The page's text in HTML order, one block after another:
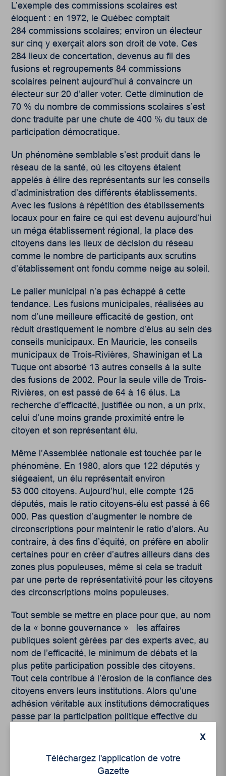
L’exemple des commissions scolaires est
éloquent : en 1972, le Québec comptait
284 commissions scolaires; environ un électeur
sur cinq y exerçait alors son droit de vote. Ces
284 lieux de concertation, devenus au fil des
fusions et regroupements 84 commissions
scolaires peinent aujourd’hui à convaincre un
électeur sur 20 d’aller voter. Cette diminution de
70 % du nombre de commissions scolaires s’est
donc traduite par une chute de 400 % du taux de
participation démocratique.
Un phénomène semblable s’est produit dans le
réseau de la santé, où les citoyens étaient
appelés à élire des représentants sur les conseils
d’administration des différents établissements.
Avec les fusions à répétition des établissements
locaux pour en faire ce qui est devenu aujourd’hui
un méga établissement régional, la place des
citoyens dans les lieux de décision du réseau
comme le nombre de participants aux scrutins
d’établissement ont fondu comme neige au soleil.
Le palier municipal n’a pas échappé à cette
tendance. Les fusions municipales, réalisées au
nom d’une meilleure efficacité de gestion, ont
réduit drastiquement le nombre d’élus au sein des
conseils municipaux. En Mauricie, les conseils
municipaux de Trois-Rivières, Shawinigan et La
Tuque ont absorbé 13 autres conseils à la suite
des fusions de 2002. Pour la seule ville de Trois-
Rivières, on est passé de 64 à 16 élus. La
recherche d’efficacité, justifiée ou non, a un prix,
celui d’une moins grande proximité entre le
citoyen et son représentant élu.
Même l’Assemblée nationale est touchée par le
phénomène. En 1980, alors que 122 députés y
siégeaient, un élu représentait environ
53 000 citoyens. Aujourd’hui, elle compte 125
députés, mais le ratio citoyens-élu est passé à 66
000. Pas question d’augmenter le nombre de
circonscriptions pour maintenir le ratio d’alors. Au
contraire, à des fins d’équité, on préfère en abolir
certaines pour en créer d’autres ailleurs dans des
zones plus populeuses, même si cela se traduit
par une perte de représentativité pour les citoyens
des circonscriptions moins populeuses.
Tout semble se mettre en place pour que, au nom
de la « bonne gouvernance » les affaires
publiques soient gérées par des experts avec, au
nom de l’efficacité, le minimum de débats et la
plus petite participation possible des citoyens.
Tout cela contribue à l’érosion de la confiance des
citoyens envers leurs institutions. Alors qu’une
adhésion véritable aux institutions démocratiques
passe par la participation politique effective du
quête d’une vitalité démocratique retrouvée et
X
Téléchargez l'application de votre
Gazette